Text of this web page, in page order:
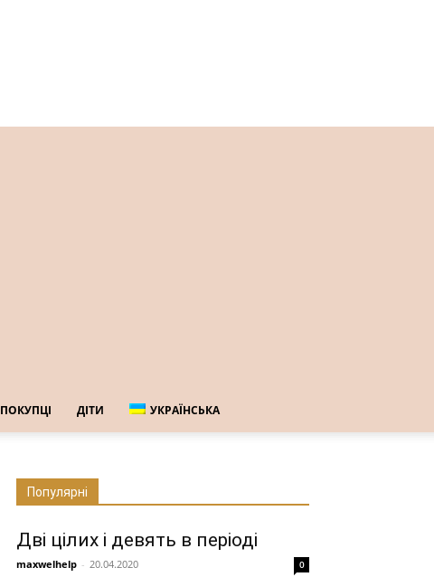
ПОКУПЦІ ДІТИ УКРАЇНСЬКА
Популярні
Дві цілих і девять в періоді
maxwelhelp - 20.04.2020 0